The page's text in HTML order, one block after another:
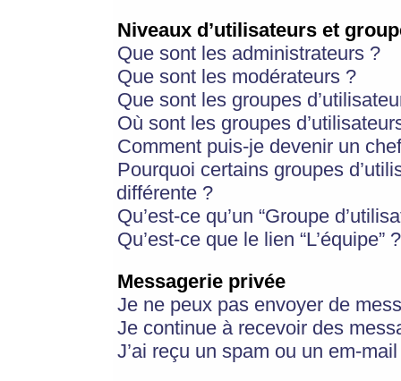
Niveaux d’utilisateurs et
Que sont les administrateurs ?
Que sont les modérateurs ?
Que sont les groupes
Où sont les groupes
Comment puis-je devenir un
Pourquoi certains groupes
différente ?
Qu’est-ce qu’un “Groupe
Qu’est-ce que le lien “L’équipe” ?
Messagerie privée
Je ne peux pas envoyer de
Je continue à recevoir des
J’ai reçu un spam ou un em-